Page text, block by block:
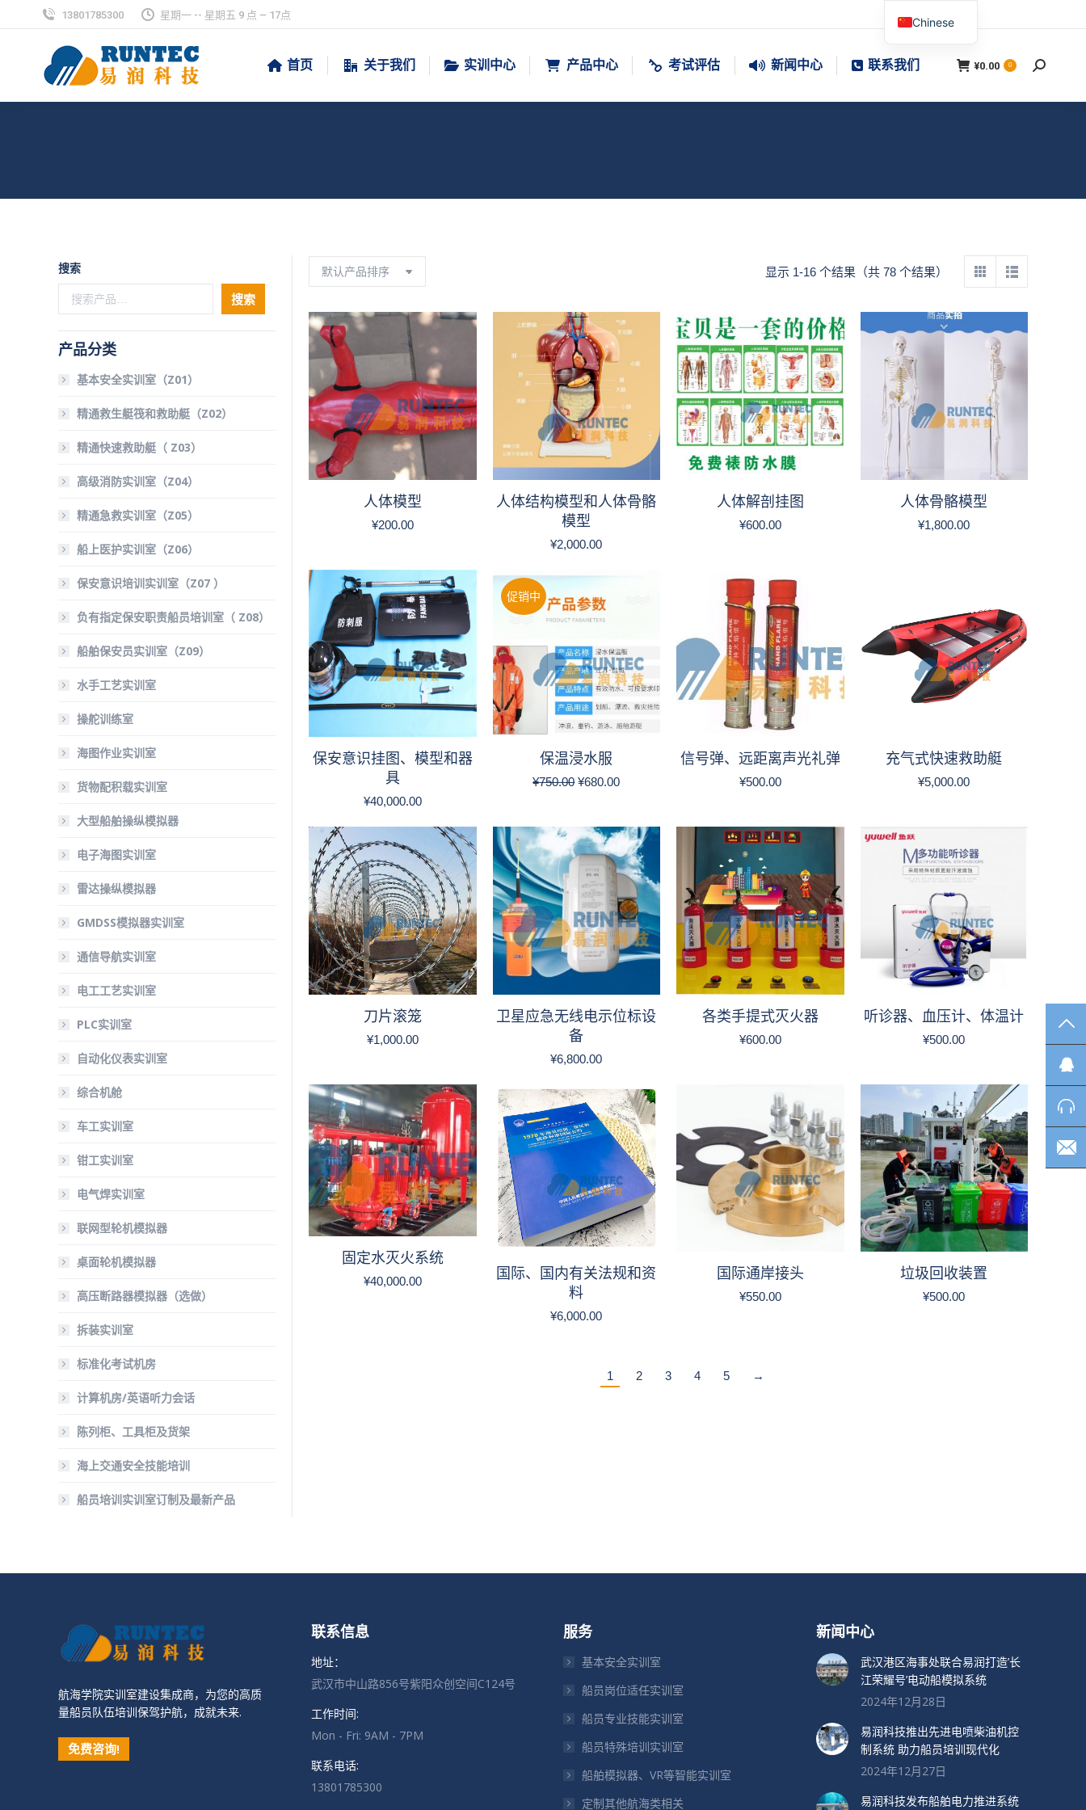
13801785300 星期一 -- 星期五 9 点 – 17点
首页 关于我们 实训中心 产品中心 考试评估 新闻中心 联系我们 ¥0.00 0
搜
显示 1-16 个结果（共 78 个结果）
人体模型
¥200.00
人体结构模型和人体骨骼
模型
¥2,000.00
人体解剖挂图
¥600.00
人体骨骼模型
¥1,800.00
保安意识挂图、模型和器
具
¥40,000.00
促销中
保温浸水服
¥750.00 原
¥750.00。
¥680.00当
格
为：
¥680.00。
信号弹、远距离声光礼弹
¥500.00
充气式快速救助艇
¥5,000.00
刀片滚笼
¥1,000.00
卫星应急无线电示位标设
备
¥6,800.00
各类手提式灭火器
¥600.00
听诊器、血压计、体温计
¥500.00
固定水灭火系统
¥40,000.00
国际、国内有关法规和资
料
¥6,000.00
国际通岸接头
¥550.00
垃圾回收装置
¥500.00
1 2 3 4 5 →
搜索
搜索
产品分类
基本安全实训室（Z01）
精通救生艇筏和救助艇（Z02）
精通快速救助艇（ Z03）
高级消防实训室（Z04）
精通急救实训室（Z05）
船上医护实训室（Z06）
保安意识培训实训室（Z07 ）
负有指定保安职责船员培训室（ Z08）
船舶保安员实训室（Z09）
水手工艺实训室
操舵训练室
海图作业实训室
货物配积载实训室
大型船舶操纵模拟器
电子海图实训室
雷达操纵模拟器
GMDSS模拟器实训室
通信导航实训室
电工工艺实训室
PLC实训室
自动化仪表实训室
综合机舱
车工实训室
钳工实训室
电气焊实训室
联网型轮机模拟器
桌面轮机模拟器
高压断路器模拟器（选做）
拆装实训室
标准化考试机房
计算机房/英语听力会话
陈列柜、工具柜及货架
海上交通安全技能培训
船员培训实训室订制及最新产品
航海学院实训室建设集成商，为您的高质
量船员队伍培训保驾护航，成就未来.
免费咨询!
联系信息
地址：
武汉市中山路856号紫阳众创空间C124号
工作时间:
Mon - Fri: 9AM - 7PM
联系电话:
13801785300
服务
基本安全实训室
船员岗位适任实训室
船员专业技能实训室
船员特殊培训实训室
船舶模拟器、VR等智能实训室
定制其他航海类相关
新闻中心
武汉港区海事处联合易润打造’长
江荣耀号’电动船模拟系统
2024年12月28日
易润科技推出先进电喷柴油机控
制系统 助力船员培训现代化
2024年12月27日
易润科技发布船舶电力推进系统
Chinese